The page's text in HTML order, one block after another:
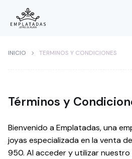
INICIO TERMINOS Y CONDICIONES
Términos y
Bienvenido a Emplatadas, una
joyas especializada en la venta
950. Al acceder y utilizar